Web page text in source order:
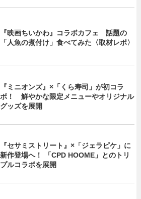
『映画ちいかわ』コラボカフェ 話題の
「人魚の煮付け」食べてみた〈取材レポ〉
『ミニオンズ』×「くら寿司」が初コラ
ボ！ 鮮やかな限定メニューやオリジナル
グッズを展開
『セサミストリート』×「ジェラピケ」に
新作登場へ！ 「CPD HOOME」とのトリ
プルコラボを展開